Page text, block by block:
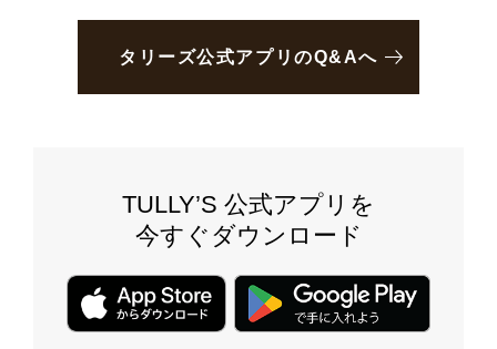
タリーズ公式アプリのQ&Aへ
TULLY’S 公式アプリを
今すぐダウンロード